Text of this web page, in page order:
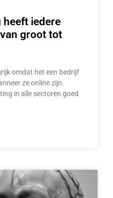
heeft iedere
groot tot
omdat het een bedrijf
ze online zijn.
in alle sectoren goed